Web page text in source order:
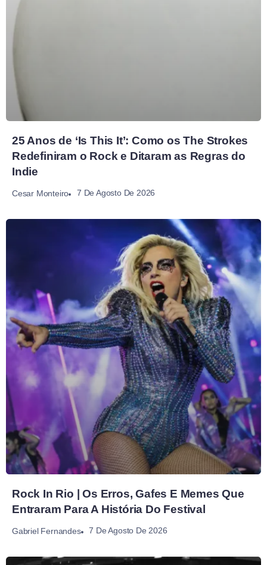
25 Anos de ‘Is This It’: Como os The Strokes
Redefiniram o Rock e Ditaram as Regras do
Indie
Cesar Monteiro 7 De Agosto De 2026
Rock In Rio | Os Erros, Gafes E Memes Que
Entraram Para A História Do Festival
Gabriel Fernandes 7 De Agosto De 2026